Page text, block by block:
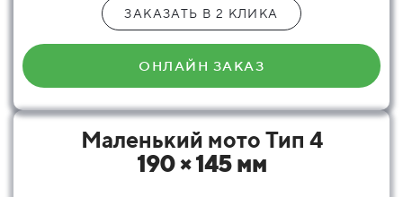
ЗАКАЗАТЬ В 2 КЛИКА
ОНЛАЙН ЗАКАЗ
Маленький мото Тип 4
190 × 145 мм